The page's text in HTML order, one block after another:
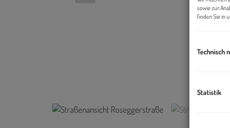
sowie zur
finden Sie in
Technisch
Statistik